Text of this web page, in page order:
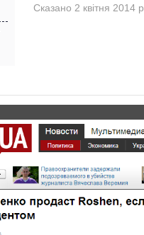
Сказано 2 квітня 2014 р.